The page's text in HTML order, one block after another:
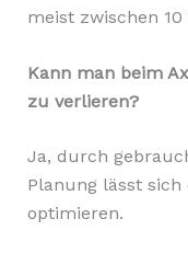
meist zwischen
Kann man beim
zu verlieren?
Ja, durch
Planung lässt sich
optimieren.